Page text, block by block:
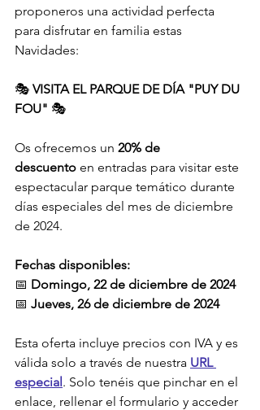
proponeros una actividad perfecta
para disfrutar en familia estas
Navidades:
🎭 VISITA EL PARQUE DE DÍA "PUY DU
FOU" 🎭
Os ofrecemos un 20% de
descuento en entradas para visitar este
espectacular parque temático durante
días especiales del mes de diciembre
de 2024.
Fechas disponibles:
📅 Domingo, 22 de diciembre de 2024
📅 Jueves, 26 de diciembre de 2024
Esta oferta incluye precios con IVA y es
válida solo a través de nuestra URL
especial. Solo tenéis que pinchar en el
enlace, rellenar el formulario y acceder